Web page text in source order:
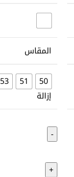
المقاس
50
51
53
إزالة